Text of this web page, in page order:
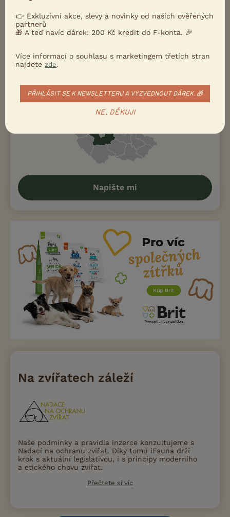
V textu
Zadavatel - Kontakt
Preberry (další inzeráty od tohoto uživatele)
Velké Popovice, okr. Praha-východ
Napište mi
Na zvířatech záleží
Naše podmínky a pravidla inzerce konzultujeme s
Nadací na ochranu zvířat. Díky tomu iFauna drží
krok s aktuální legislativou, i s principy moderního
a etického chovu zvířat.
Přečtete si víc
👉 Exkluzivní akce, slevy a novinky od našich ověřených
partnerů
🎁 A teď navíc dárek: 200 Kč kredit do F-konta. 🎉
Více informací o souhlasu s marketingem třetích stran
najdete zde.
PŘIHLÁSIT SE K NEWSLETTERU A VYZVEDNOUT DÁREK. 🎁
NE, DĚKUJI